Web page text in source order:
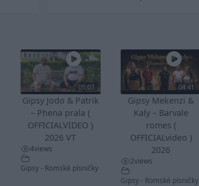
05:07
Gipsy Jodo & Patrik
– Phena prala (
OFFICIALVIDEO )
2026 VT
4views
Gipsy - Romské písničky
04:41
Gipsy Mekenzi &
Kaly – Barvale
romes (
OFFICIALvideo )
2026
2views
Gipsy - Romské písničky